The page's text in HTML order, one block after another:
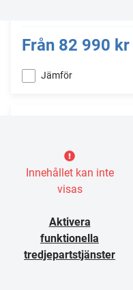
Från 82 990 kr
Jämför
Innehållet kan inte
visas
Aktivera
funktionella
tredjepartstjänster